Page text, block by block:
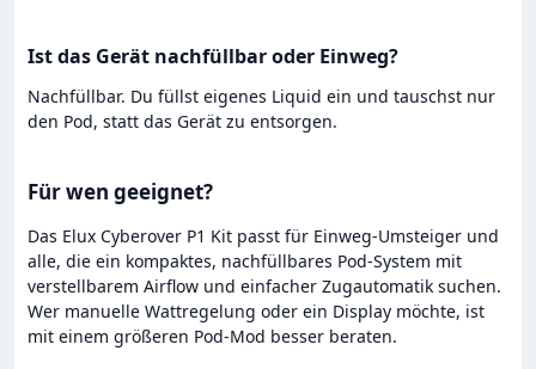
Ist das Gerät nachfüllbar oder Einweg?
Nachfüllbar. Du füllst eigenes Liquid ein und tauschst nur
den Pod, statt das Gerät zu entsorgen.
Für wen geeignet?
Das Elux Cyberover P1 Kit passt für Einweg-Umsteiger und
alle, die ein kompaktes, nachfüllbares Pod-System mit
verstellbarem Airflow und einfacher Zugautomatik suchen.
Wer manuelle Wattregelung oder ein Display möchte, ist
mit einem größeren Pod-Mod besser beraten.